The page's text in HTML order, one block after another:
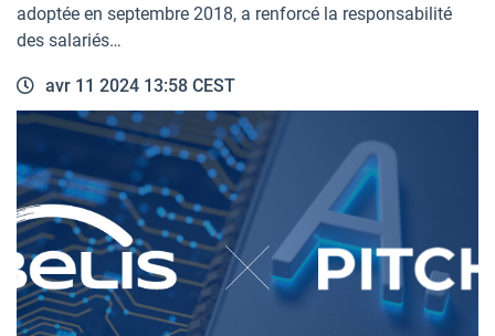
adoptée en septembre 2018, a renforcé la responsabilité
des salariés…
avr 11 2024 13:58 CEST